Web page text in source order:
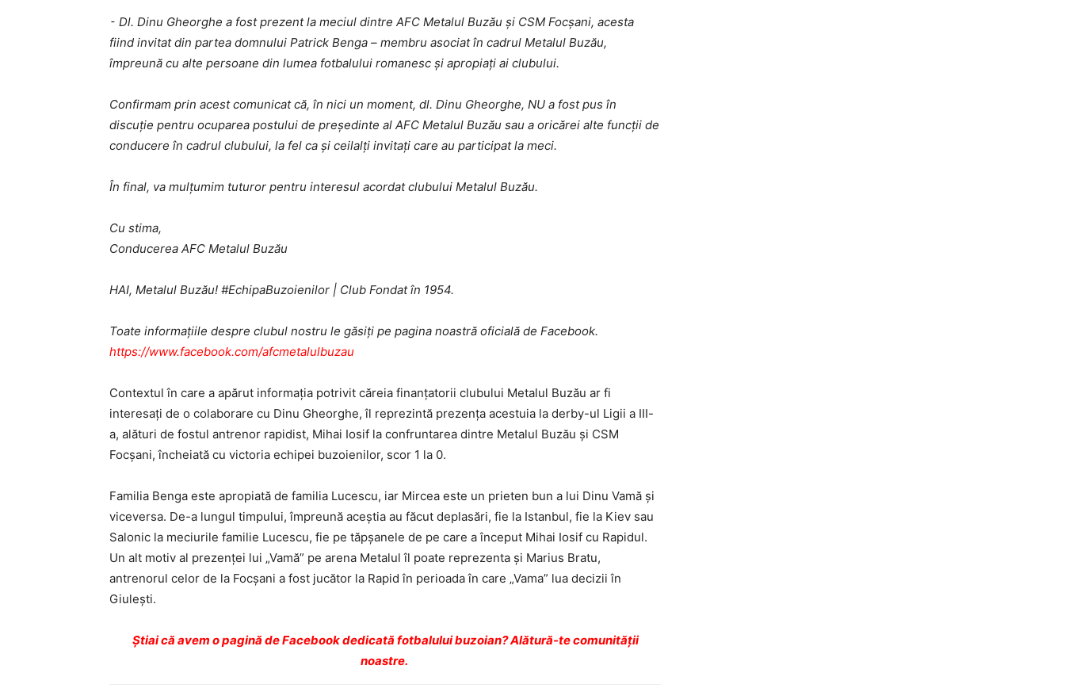
⁃ Dl. Dinu Gheorghe a fost prezent la meciul dintre AFC Metalul Buzău și CSM Focșani, acesta
fiind invitat din partea domnului Patrick Benga – membru asociat în cadrul Metalul Buzău,
împreună cu alte persoane din lumea fotbalului romanesc și apropiați ai clubului.
Confirmam prin acest comunicat că, în nici un moment, dl. Dinu Gheorghe, NU a fost pus în
discuție pentru ocuparea postului de președinte al AFC Metalul Buzău sau a oricărei alte funcții de
conducere în cadrul clubului, la fel ca și ceilalți invitați care au participat la meci.
În final, va mulțumim tuturor pentru interesul acordat clubului Metalul Buzău.
Cu stima,
Conducerea AFC Metalul Buzău
HAI, Metalul Buzău! #EchipaBuzoienilor | Club Fondat în 1954.
Toate informațiile despre clubul nostru le găsiți pe pagina noastră oficială de Facebook.
https://www.facebook.com/afcmetalulbuzau
Contextul în care a apărut informaţia potrivit căreia finanţatorii clubului Metalul Buzău ar fi
interesaţi de o colaborare cu Dinu Gheorghe, îl reprezintă prezenţa acestuia la derby-ul Ligii a III-
a, alături de fostul antrenor rapidist, Mihai Iosif la confruntarea dintre Metalul Buzău şi CSM
Focşani, încheiată cu victoria echipei buzoienilor, scor 1 la 0.
Familia Benga este apropiată de familia Lucescu, iar Mircea este un prieten bun a lui Dinu Vamă şi
viceversa. De-a lungul timpului, împreună aceştia au făcut deplasări, fie la Istanbul, fie la Kiev sau
Salonic la meciurile familie Lucescu, fie pe tăpşanele de pe care a început Mihai Iosif cu Rapidul.
Un alt motiv al prezenţei lui „Vamă” pe arena Metalul îl poate reprezenta şi Marius Bratu,
antrenorul celor de la Focşani a fost jucător la Rapid în perioada în care „Vama” lua decizii în
Giuleşti.
Ştiai că avem o pagină de Facebook dedicată fotbalului buzoian? Alătură-te comunității
noastre.